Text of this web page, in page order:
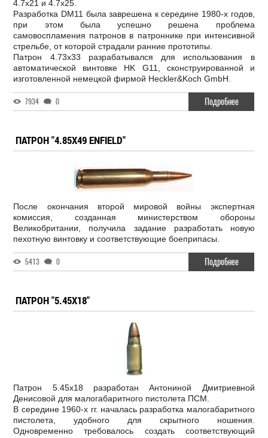
4.7x21 и 4.7x25.
Разработка DM11 была заврешена к середине 1980-х годов,
при этом была успешно решена проблема
самовоспламения патронов в патроннике при интенсивной
стрельбе, от которой страдали ранние прототипы.
Патрон 4.73x33 разрабатывался для использования в
автоматической винтовке HK G11, сконструированной и
изготовленной немецкой фирмой Heckler&Koch GmbH.
7934 0 Подробнее
ПАТРОН "4.85X49 ENFIELD"
После окончания второй мировой войны экспертная
комиссия, созданная министерством обороны
Великобритании, получила задание разработать новую
пехотную винтовку и соответствующие боеприпасы.
5413 0 Подробнее
ПАТРОН "5.45Х18"
Патрон 5.45х18 разработан Антониной Дмитриевной
Денисовой для малогабаритного пистолета ПСМ.
В середине 1960-х гг. началась разработка малогабаритного
пистолета, удобного для скрытного ношения.
Одновременно требовалось создать соответствующий